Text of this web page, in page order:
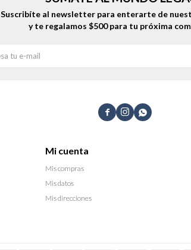
  
Mi cuenta
Mis compras
Mis datos
Mis direcciones
Suscribíte al newsletter para enterarte de
y te regalamos $500 para tu próxima